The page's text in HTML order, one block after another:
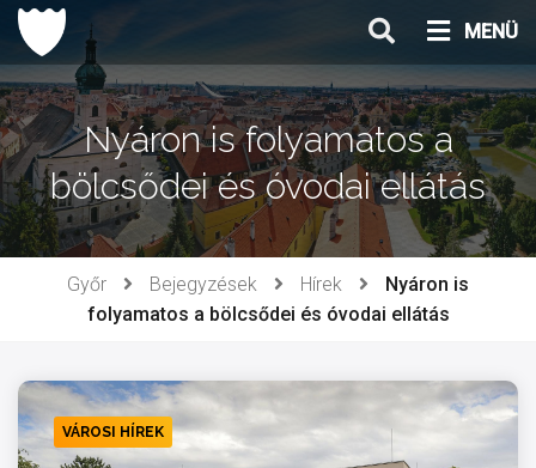
Ugrás
tartalomhoz
MENÜ
Nyáron is folyamatos a
bölcsődei és óvodai ellátás
Győr Bejegyzések Hírek
Nyáron is
folyamatos a bölcsődei és óvodai ellátás
VÁROSI HÍREK